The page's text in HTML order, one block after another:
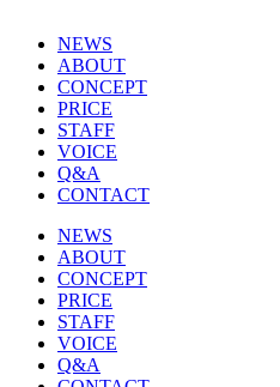
NEWS
ABOUT
CONCEPT
PRICE
STAFF
VOICE
Q&A
CONTACT
NEWS
ABOUT
CONCEPT
PRICE
STAFF
VOICE
Q&A